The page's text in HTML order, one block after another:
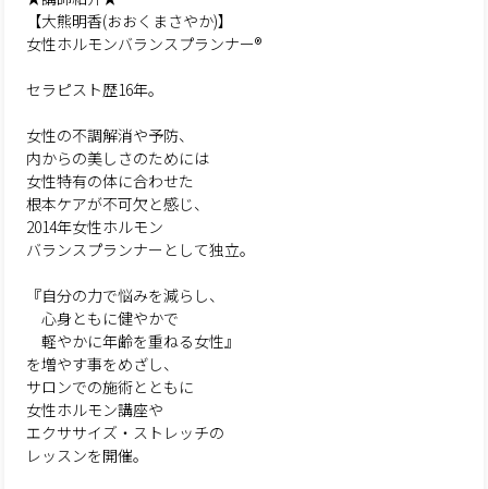
【大熊明香(おおくまさやか)】
女性ホルモンバランスプランナー®︎
セラピスト歴16年。
女性の不調解消や予防、
内からの美しさのためには
女性特有の体に合わせた
根本ケアが不可欠と感じ、
2014年女性ホルモン
バランスプランナーとして独立。
『自分の力で悩みを減らし、
心身ともに健やかで
軽やかに年齢を重ねる女性』
を増やす事をめざし、
サロンでの施術とともに
女性ホルモン講座や
エクササイズ・ストレッチの
レッスンを開催。